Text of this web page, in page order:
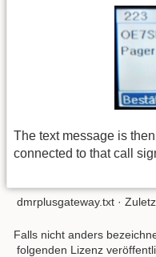
The text message is
connected to that call
dmrplusgateway.txt ·
Falls nicht anders
folgenden Lizenz